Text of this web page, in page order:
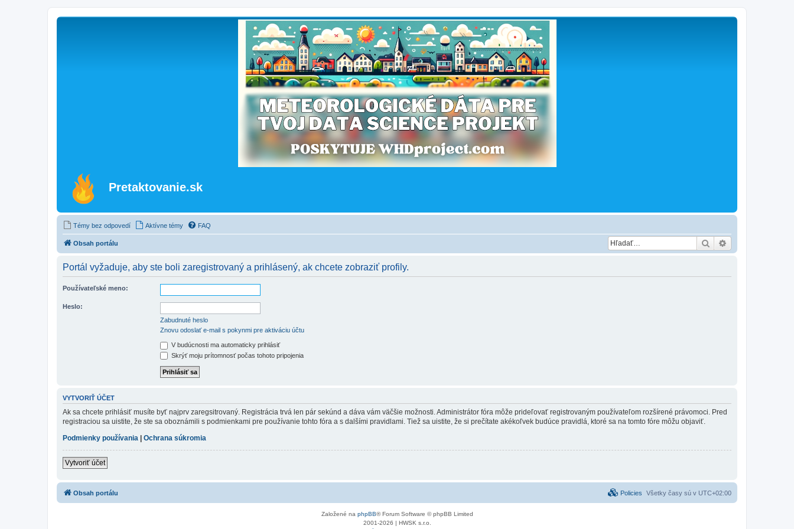
Pretaktovanie.sk
Témy bez odpovedí Aktívne témy FAQ
Obsah portálu Hľadať
Portál vyžaduje, aby ste boli zaregistrovaný a prihlásený, ak chcete zobraziť profily.
Používateľské meno:
Heslo:
Zabudnuté heslo
Znovu odoslať e-mail s pokynmi pre aktiváciu účtu
V budúcnosti ma automaticky prihlásiť
Skrýť moju prítomnosť počas tohoto pripojenia
VYTVORIŤ ÚČET
Ak sa chcete prihlásiť musíte byť najprv zaregsitrovaný. Registrácia trvá len pár sekúnd a dáva vám väčšie možnosti. Administrátor fóra môže prideľovať registrovaným používateľom rozšírené právomoci. Pred
registraciou sa uistite, že ste sa oboznámili s podmienkami pre používanie tohto fóra a s dalšími pravidlami. Tiež sa uistite, že si prečítate akékoľvek budúce pravidlá, ktoré sa na tomto fóre môžu objaviť.
Podmienky používania | Ochrana súkromia
Vytvoriť účet
Obsah portálu Všetky časy sú v UTC+02:00
Policies
Založené na phpBB® Forum Software © phpBB Limited
2001-2026 | HWSK s.r.o.